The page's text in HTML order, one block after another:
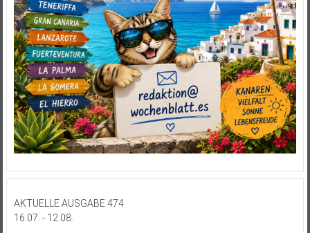
AKTUELLE AUSGABE 474
16.07. - 12.08.